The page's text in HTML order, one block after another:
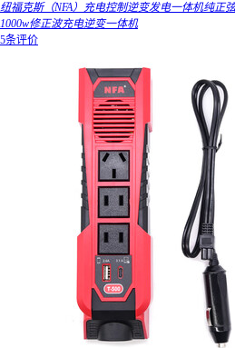
纽福克斯（NFA）充电控制逆变发电一体机纯正
1000w修正波充电逆变一体机
5条评价